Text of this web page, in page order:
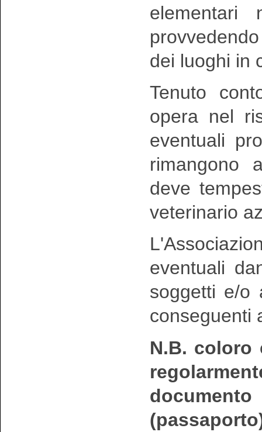
elementari
dei luoghi in
Tenuto
opera nel
eventuali
rimangono
deve
veterinario
eventuali
soggetti e/o
conseguenti
N.B. coloro